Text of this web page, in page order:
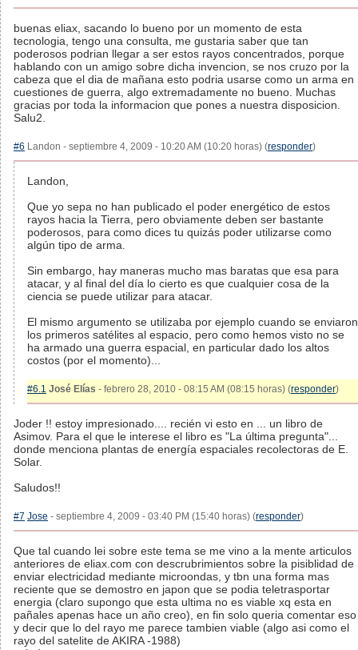
buenas eliax, sacando lo bueno por un momento de esta
tecnologia, tengo una consulta, me gustaria saber que tan
poderosos podrian llegar a ser estos rayos concentrados, porque
hablando con un amigo sobre dicha invencion, se nos cruzo por la
cabeza que el dia de mañana esto podria usarse como un arma en
cuestiones de guerra, algo extremadamente no bueno. Muchas
gracias por toda la informacion que pones a nuestra disposicion.
Salu2.
#6 Landon - septiembre 4, 2009 - 10:20 AM (10:20 horas) (responder)
Landon,
Que yo sepa no han publicado el poder energético de estos
rayos hacia la Tierra, pero obviamente deben ser bastante
poderosos, para como dices tu quizás poder utilizarse como
algún tipo de arma.
Sin embargo, hay maneras mucho mas baratas que esa para
atacar, y al final del día lo cierto es que cualquier cosa de la
ciencia se puede utilizar para atacar.
El mismo argumento se utilizaba por ejemplo cuando se enviaron
los primeros satélites al espacio, pero como hemos visto no se
ha armado una guerra espacial, en particular dado los altos
costos (por el momento)...
#6.1 José Elías - febrero 28, 2010 - 08:15 AM (08:15 horas) (responder)
Joder !! estoy impresionado.... recién vi esto en ... un libro de
Asimov. Para el que le interese el libro es "La última pregunta"...
donde menciona plantas de energía espaciales recolectoras de E.
Solar.
Saludos!!
#7 Jose - septiembre 4, 2009 - 03:40 PM (15:40 horas) (responder)
Que tal cuando lei sobre este tema se me vino a la mente articulos
anteriores de eliax.com con descrubrimientos sobre la pisiblidad de
enviar electricidad mediante microondas, y tbn una forma mas
reciente que se demostro en japon que se podia teletrasportar
energia (claro supongo que esta ultima no es viable xq esta en
pañales apenas hace un año creo), en fin solo queria comentar eso
y decir que lo del rayo me parece tambien viable (algo asi como el
rayo del satelite de AKIRA -1988)